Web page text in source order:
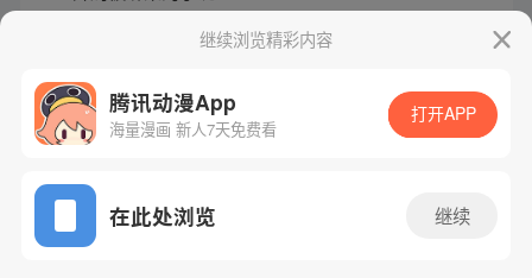
继续浏览精彩内容
腾讯动漫App
海量漫画 新人7天免费看
打开APP
在此处浏览 继续
网站备案/许可证号：粤B2-20090059-5
Copyright©1998 - 2026 Tencent. All Rights Reserved